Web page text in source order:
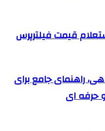
قیمت فیلترپرس
راهنمای جامع برای
حرفه ای